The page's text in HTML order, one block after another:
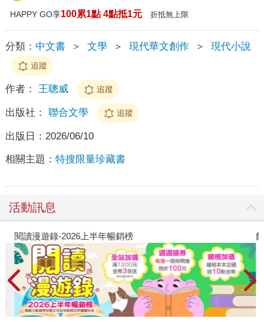
HAPPY GO享100累1點 4點抵1元 折抵無上限
分類： 中文書 ＞ 文學 ＞ 現代華文創作 ＞ 現代小說
追蹤
作者： 王聰威 追蹤
出版社： 聯合文學 追蹤
出版日： 2026/06/10
相關主題： 特搜限量珍藏書
活動訊息
閱讀漫遊錄-2026上半年暢銷榜